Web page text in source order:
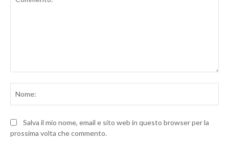
Salva il mio nome, email e sito web in questo browser per la
prossima volta che commento.